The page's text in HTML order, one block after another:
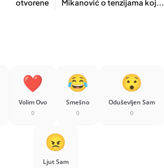
otvorene
Mikanović o tenzijama koj...
Volim Ovo
0
Smešno
0
Oduševljen Sam
0
Ljut Sam